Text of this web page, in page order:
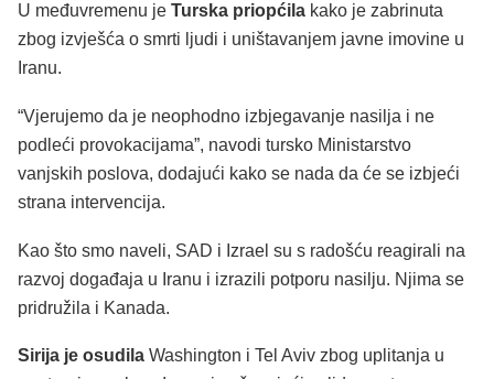
U međuvremenu je Turska priopćila kako je zabrinuta
zbog izvješća o smrti ljudi i uništavanjem javne imovine u
Iranu.
“Vjerujemo da je neophodno izbjegavanje nasilja i ne
podleći provokacijama”, navodi tursko Ministarstvo
vanjskih poslova, dodajući kako se nada da će se izbjeći
strana intervencija.
Kao što smo naveli, SAD i Izrael su s radošću reagirali na
razvoj događaja u Iranu i izrazili potporu nasilju. Njima se
pridružila i Kanada.
Sirija je osudila Washington i Tel Aviv zbog uplitanja u